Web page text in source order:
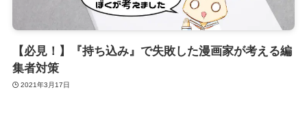
【必見！】『持ち込み』で失敗した漫画家が考える編
集者対策
2021年3月17日